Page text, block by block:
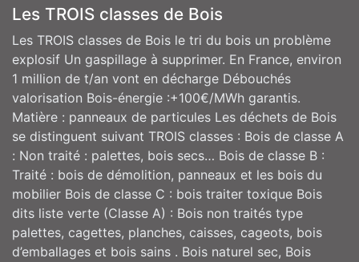
Les TROIS classes de Bois
Les TROIS classes de Bois le tri du bois un problème
explosif Un gaspillage à supprimer. En France, environ
1 million de t/an vont en décharge Débouchés
valorisation Bois-énergie :+100€/MWh garantis.
Matière : panneaux de particules Les déchets de Bois
se distinguent suivant TROIS classes : Bois de classe A
: Non traité : palettes, bois secs… Bois de classe B :
Traité : bois de démolition, panneaux et les bois du
mobilier Bois de classe C : bois traiter toxique Bois
dits liste verte (Classe A) : Bois non traités type
palettes, cagettes, planches, caisses, cageots, bois
d’emballages et bois sains . Bois naturel sec, Bois